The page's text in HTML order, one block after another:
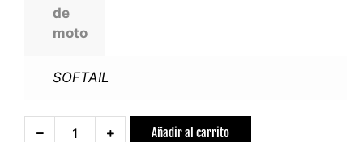
de
moto
SOFTAIL
Añadir al carrito